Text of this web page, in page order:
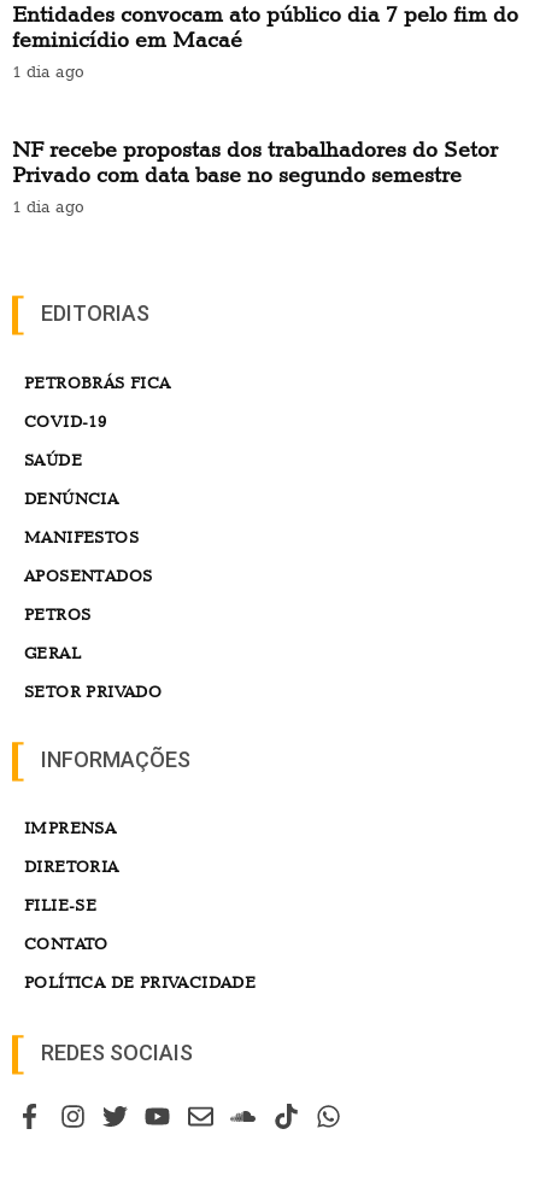
Entidades convocam ato público dia 7 pelo fim do
feminicídio em Macaé
1 dia ago
NF recebe propostas dos trabalhadores do Setor
Privado com data base no segundo semestre
1 dia ago
EDITORIAS
PETROBRÁS FICA
COVID-19
SAÚDE
DENÚNCIA
MANIFESTOS
APOSENTADOS
PETROS
GERAL
SETOR PRIVADO
INFORMAÇÕES
IMPRENSA
DIRETORIA
FILIE-SE
CONTATO
POLÍTICA DE PRIVACIDADE
REDES SOCIAIS